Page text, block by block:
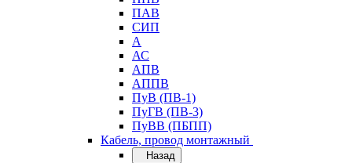
ПАВ
СИП
А
АС
АПВ
АППВ
ПуВ (ПВ-1)
ПуГВ (ПВ-3)
ПуВВ (ПБПП)
Кабель, провод монтажный
Назад